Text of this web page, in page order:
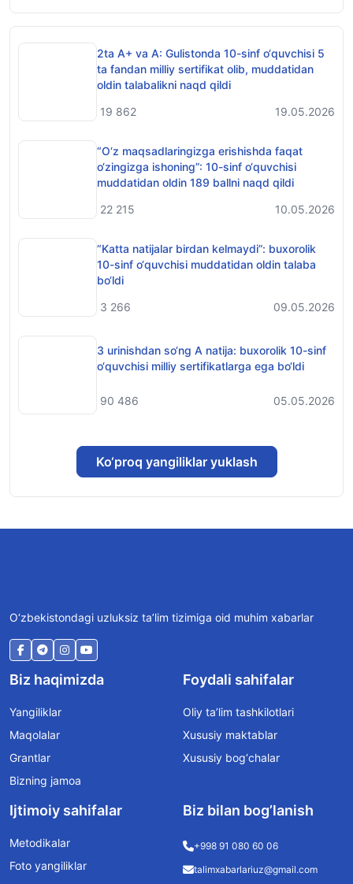
2ta A+ va A: Gulistonda 10-sinf o‘quvchisi 5
ta fandan milliy sertifikat olib, muddatidan
oldin talabalikni naqd qildi
19 862
19.05.2026
“O‘z maqsadlaringizga erishishda faqat
o‘zingizga ishoning”: 10-sinf o‘quvchisi
muddatidan oldin 189 ballni naqd qildi
22 215
10.05.2026
“Katta natijalar birdan kelmaydi”: buxorolik
10-sinf o‘quvchisi muddatidan oldin talaba
bo‘ldi
3 266
09.05.2026
3 urinishdan so‘ng A natija: buxorolik 10-sinf
o‘quvchisi milliy sertifikatlarga ega bo‘ldi
90 486 05.05.2026
Ko‘proq yangiliklar yuklash
O‘zbekistondagi uzluksiz ta’lim tizimiga oid muhim xabarlar
Biz haqimizda
Yangiliklar
Maqolalar
Grantlar
Bizning jamoa
Foydali sahifalar
Oliy ta’lim tashkilotlari
Xususiy maktablar
Xususiy bog‘chalar
Ijtimoiy sahifalar
Metodikalar
Foto yangiliklar
Biz bilan bog’lanish
+998 91 080 60 06
talimxabarlariuz@gmail.com